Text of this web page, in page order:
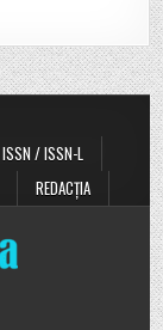
ISSN / ISSN-L
REDACȚIA